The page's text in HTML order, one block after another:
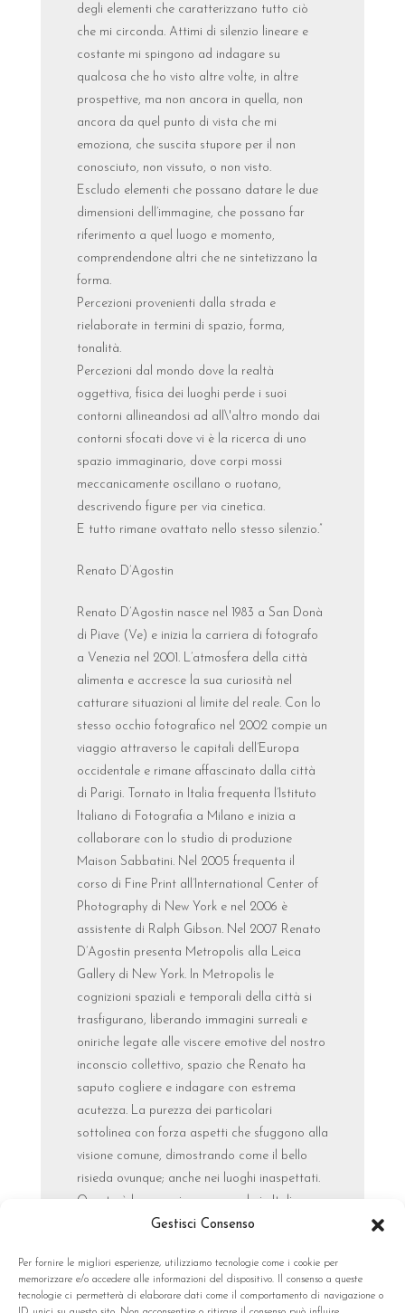
Gestisci Consenso
Per fornire le migliori esperienze, utilizziamo tecnologie come i cookie per
memorizzare e/o accedere alle informazioni del dispositivo. Il consenso a queste
tecnologie ci permetterà di elaborare dati come il comportamento di navigazione o
degli elementi che caratterizzano tutto ciò
che mi circonda. Attimi di silenzio lineare e
costante mi spingono ad indagare su
qualcosa che ho visto altre volte, in altre
prospettive, ma non ancora in quella, non
ancora da quel punto di vista che mi
emoziona, che suscita stupore per il non
conosciuto, non vissuto, o non visto.
Escludo elementi che possano datare le due
dimensioni dell’immagine, che possano far
riferimento a quel luogo e momento,
comprendendone altri che ne sintetizzano la
forma.
Percezioni provenienti dalla strada e
rielaborate in termini di spazio, forma,
tonalità.
Percezioni dal mondo dove la realtà
oggettiva, fisica dei luoghi perde i suoi
contorni allineandosi ad all\'altro mondo dai
contorni sfocati dove vi è la ricerca di uno
spazio immaginario, dove corpi mossi
meccanicamente oscillano o ruotano,
descrivendo figure per via cinetica.
E tutto rimane ovattato nello stesso silenzio.”
Renato D’Agostin
Renato D’Agostin nasce nel 1983 a San Donà
di Piave (Ve) e inizia la carriera di fotografo
a Venezia nel 2001. L’atmosfera della città
alimenta e accresce la sua curiosità nel
catturare situazioni al limite del reale. Con lo
stesso occhio fotografico nel 2002 compie un
viaggio attraverso le capitali dell’Europa
occidentale e rimane affascinato dalla città
di Parigi. Tornato in Italia frequenta l’Istituto
Italiano di Fotografia a Milano e inizia a
collaborare con lo studio di produzione
Maison Sabbatini. Nel 2005 frequenta il
corso di Fine Print all’International Center of
Photography di New York e nel 2006 è
assistente di Ralph Gibson. Nel 2007 Renato
D’Agostin presenta Metropolis alla Leica
Gallery di New York. In Metropolis le
cognizioni spaziali e temporali della città si
trasfigurano, liberando immagini surreali e
oniriche legate alle viscere emotive del nostro
inconscio collettivo, spazio che Renato ha
saputo cogliere e indagare con estrema
acutezza. La purezza dei particolari
sottolinea con forza aspetti che sfuggono alla
visione comune, dimostrando come il bello
risieda ovunque; anche nei luoghi inaspettati.
Questa è la sua prima personale in Italia.